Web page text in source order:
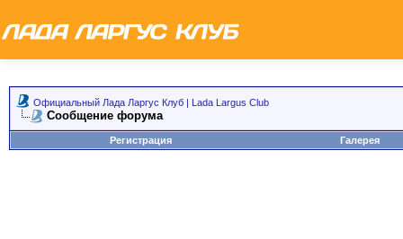
Официальный Лада Ларгус Клуб | Lada Largus Club
Сообщение форума
Регистрация Галерея